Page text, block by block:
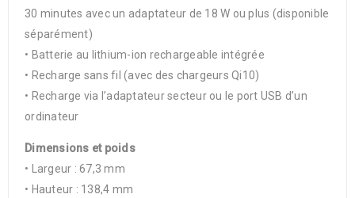
30 minutes avec un adaptateur de 18 W ou plus (disponible
séparément)
• Batterie au lithium-ion rechargeable intégrée
• Recharge sans fil (avec des chargeurs Qi10)
• Recharge via l’adaptateur secteur ou le port USB d’un
ordinateur
Dimensions et poids
• Largeur : 67,3 mm
• Hauteur : 138,4 mm